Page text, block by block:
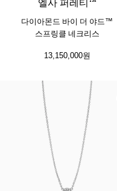
엘사 퍼레티™
다이아몬드 바이 더 야드™
스프링클 네크리스
13,150,000원